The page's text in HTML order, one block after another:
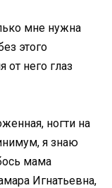
мне нужна
этого
от него глаз
ногти на
я знаю
мама
Игнатьевна,